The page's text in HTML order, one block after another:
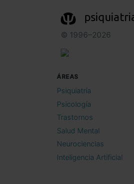
© 1996–2026
ÁREAS
Psiquiatría
Psicología
Trastornos
Salud Mental
Neurociencias
Inteligencia Artificial